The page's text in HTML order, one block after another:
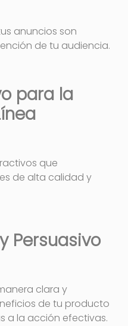
anuncios son
de tu audiencia.
para la
que
de alta calidad y
Persuasivo
clara y
de tu producto
a la acción efectivas.